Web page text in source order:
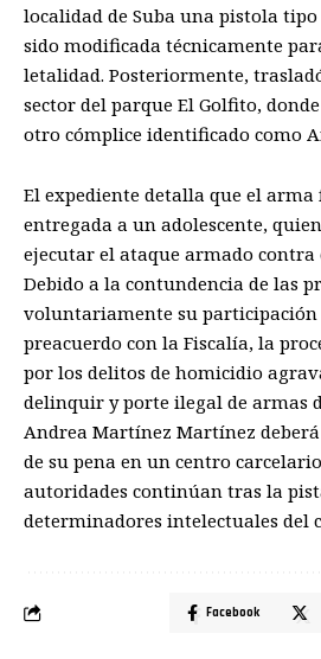
localidad de Suba una pistola
sido modificada técnicamente
letalidad. Posteriormente,
sector del parque El Golfito,
otro cómplice identificado como
El expediente detalla que el
entregada a un adolescente,
ejecutar el ataque armado
Debido a la contundencia de las
voluntariamente su
preacuerdo con la Fiscalía, la
por los delitos de homicidio
delinquir y porte ilegal de armas
Andrea Martínez Martínez
de su pena en un centro
autoridades continúan tras la
determinadores intelectuales del
Facebook